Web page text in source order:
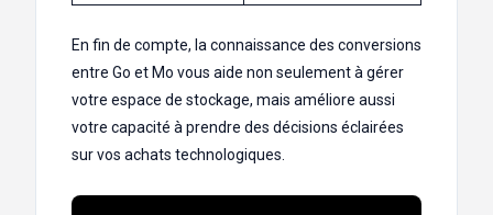
En fin de compte, la connaissance des conversions
entre Go et Mo vous aide non seulement à gérer
votre espace de stockage, mais améliore aussi
votre capacité à prendre des décisions éclairées
sur vos achats technologiques.